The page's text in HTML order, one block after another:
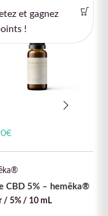
€
CBD 5% – hemēka®
/ 5% / 10 mL
et gagnez
!